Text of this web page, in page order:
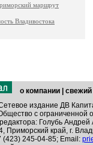
маршрут
Владивостока
о компании
издание ДВ
с ограниченной
Голубь
Приморский край, г.
245-04-85; Email: